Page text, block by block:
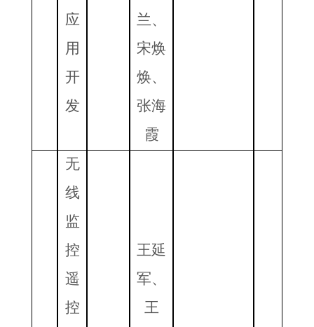
应
用
开
发
兰、
宋焕
焕、
张海
霞
无
线
监
控
遥
控
王延
军、
王